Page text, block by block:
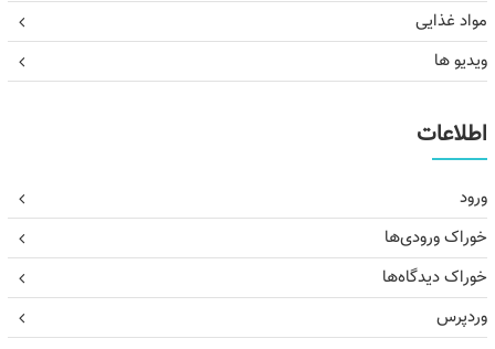
مواد غذایی
ویدیو ها
اطلاعات
ورود
خوراک ورودی‌ها
خوراک دیدگاه‌ها
وردپرس